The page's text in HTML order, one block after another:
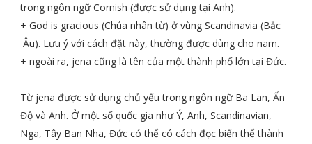
trong ngôn ngữ Cornish (được sử dụng tại Anh).
+ God is gracious (Chúa nhân từ) ở vùng Scandinavia (Bắc
Âu). Lưu ý với cách đặt này, thường được dùng cho nam.
+ ngoài ra, jena cũng là tên của một thành phố lớn tại Đức.
Từ jena được sử dụng chủ yếu trong ngôn ngữ Ba Lan, Ấn
Độ và Anh. Ở một số quốc gia như Ý, Anh, Scandinavian,
Nga, Tây Ban Nha, Đức có thể có cách đọc biến thể thành